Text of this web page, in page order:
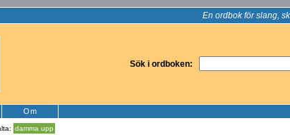
En ordbok för slang,
Sök i ordboken:
Om
damma upp